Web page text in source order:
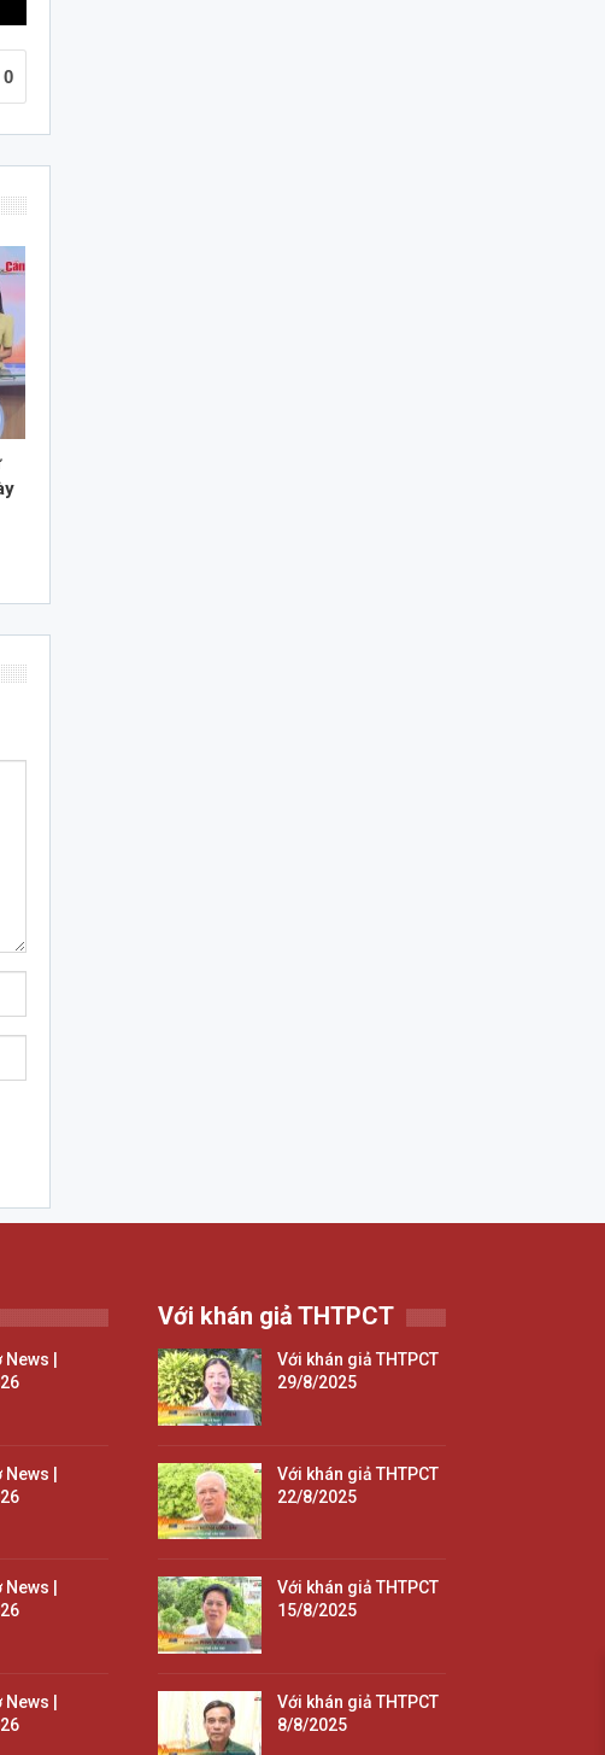
0
|
|
|
|
Với khán giả THTPCT
Với khán giả THTPCT
29/8/2025
Với khán giả THTPCT
22/8/2025
Với khán giả THTPCT
15/8/2025
Với khán giả THTPCT
8/8/2025